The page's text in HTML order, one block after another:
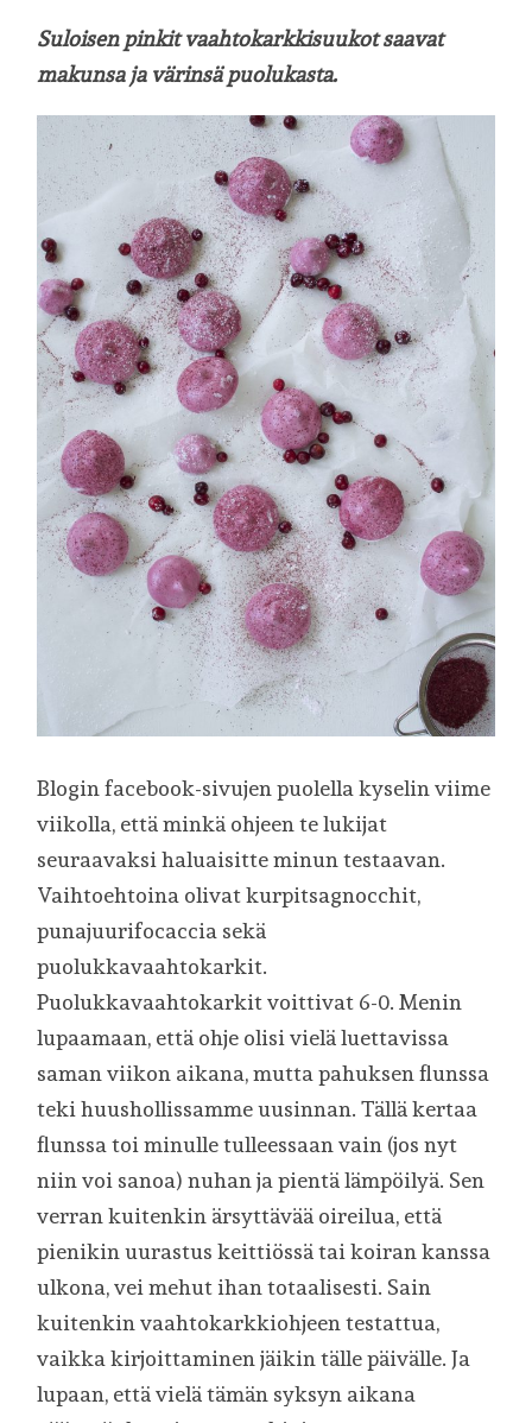
Suloisen pinkit vaahtokarkkisuukot saavat
makunsa ja värinsä puolukasta.
Blogin facebook-sivujen puolella kyselin viime
viikolla, että minkä ohjeen te lukijat
seuraavaksi haluaisitte minun testaavan.
Vaihtoehtoina olivat kurpitsagnocchit,
punajuurifocaccia sekä
puolukkavaahtokarkit.
Puolukkavaahtokarkit voittivat 6-0. Menin
lupaamaan, että ohje olisi vielä luettavissa
saman viikon aikana, mutta pahuksen flunssa
teki huushollissamme uusinnan. Tällä kertaa
flunssa toi minulle tulleessaan vain (jos nyt
niin voi sanoa) nuhan ja pientä lämpöilyä. Sen
verran kuitenkin ärsyttävää oireilua, että
pienikin uurastus keittiössä tai koiran kanssa
ulkona, vei mehut ihan totaalisesti. Sain
kuitenkin vaahtokarkkiohjeen testattua,
vaikka kirjoittaminen jäikin tälle päivälle. Ja
lupaan, että vielä tämän syksyn aikana